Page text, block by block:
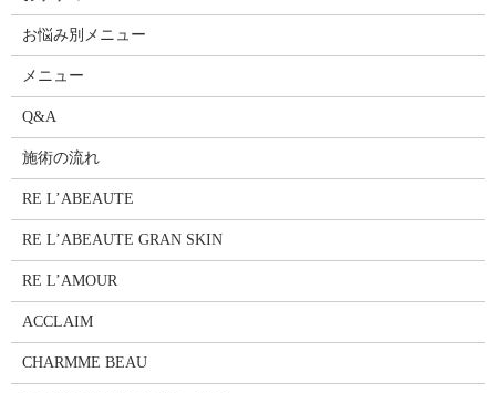
お悩み別メニュー
メニュー
Q&A
施術の流れ
RE L’ABEAUTE
RE L’ABEAUTE GRAN SKIN
RE L’AMOUR
ACCLAIM
CHARMME BEAU